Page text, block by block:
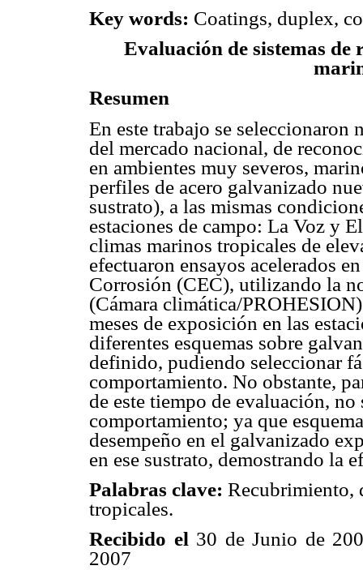
Key words: Coatings, duplex,
Evaluación de sistemas
Resumen
En este trabajo se seleccionaron
del mercado nacional, de
en ambientes muy severos,
perfiles de acero galvanizado
sustrato), a las mismas
estaciones de campo: La Voz y
climas marinos tropicales de
efectuaron ensayos acelerados
Corrosión (CEC), utilizando la
(Cámara climática/
meses de exposición en las
diferentes esquemas sobre
definido, pudiendo seleccionar
comportamiento. No obstante,
de este tiempo de evaluación,
comportamiento; ya que
desempeño en el galvanizado
en ese sustrato, demostrando la
Palabras clave: Recubrimiento,
tropicales.
Recibido el 30 de Junio de
2007